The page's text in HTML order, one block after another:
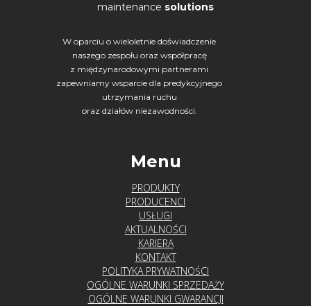
maintenance solutions
W oparciu o wieloletnie doświadczenie
naszego zespołu oraz współpracę
z międzynarodowymi partnerami
zapewniamy wsparcie dla predykcyjnego
utrzymania ruchu
oraz działów niezawodności.
Menu
PRODUKTY
PRODUCENCI
USŁUGI
AKTUALNOŚCI
KARIERA
KONTAKT
POLITYKA PRYWATNOŚCI
OGÓLNE WARUNKI SPRZEDAŻY
OGÓLNE WARUNKI GWARANCJI